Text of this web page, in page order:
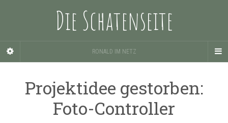
Die Schatenseite
RONALD IM NETZ
Projektidee gestorben:
Foto-Controller